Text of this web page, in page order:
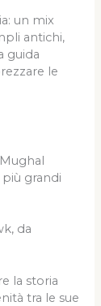
un mix
antichi,
guida
le
più grandi
da
la storia
tra le sue